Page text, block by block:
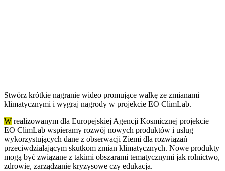
Stwórz krótkie nagranie wideo promujące walkę ze zmianami
klimatycznymi i wygraj nagrody w projekcie EO ClimLab.
W realizowanym dla Europejskiej Agencji Kosmicznej projekcie
EO ClimLab wspieramy rozwój nowych produktów i usług
wykorzystujących dane z obserwacji Ziemi dla rozwiązań
przeciwdziałającym skutkom zmian klimatycznych. Nowe produkty
mogą być związane z takimi obszarami tematycznymi jak rolnictwo,
zdrowie, zarządzanie kryzysowe czy edukacja.